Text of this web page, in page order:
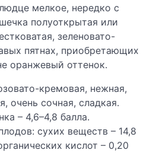
мелкое, нередко с
полуоткрытая или
зеленовато-
пятнах, приобретающих
оранжевый оттенок.
кремовая, нежная,
очень сочная, сладкая.
– 4,6–4,8 балла.
сухих веществ – 14,8
кислот – 0,20